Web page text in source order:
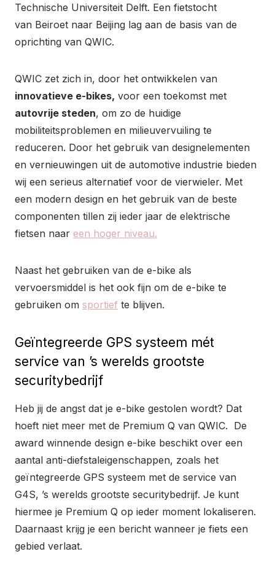
Technische Universiteit Delft. Een fietstocht
van Beiroet naar Beijing lag aan de basis van de
oprichting van QWIC.
QWIC zet zich in, door het ontwikkelen van
innovatieve e-bikes, voor een toekomst met
autovrije steden, om zo de huidige
mobiliteitsproblemen en milieuvervuiling te
reduceren. Door het gebruik van designelementen
en vernieuwingen uit de automotive industrie bieden
wij een serieus alternatief voor de vierwieler. Met
een modern design en het gebruik van de beste
componenten tillen zij ieder jaar de elektrische
fietsen naar een hoger niveau.
Naast het gebruiken van de e-bike als
vervoersmiddel is het ook fijn om de e-bike te
gebruiken om sportief te blijven.
Geïntegreerde GPS systeem mét
service van ’s werelds grootste
securitybedrijf
Heb jij de angst dat je e-bike gestolen wordt? Dat
hoeft niet meer met de Premium Q van QWIC. De
award winnende design e-bike beschikt over een
aantal anti-diefstaleigenschappen, zoals het
geïntegreerde GPS systeem met de service van
G4S, ’s werelds grootste securitybedrijf. Je kunt
hiermee je Premium Q op ieder moment lokaliseren.
Daarnaast krijg je een bericht wanneer je fiets een
gebied verlaat.